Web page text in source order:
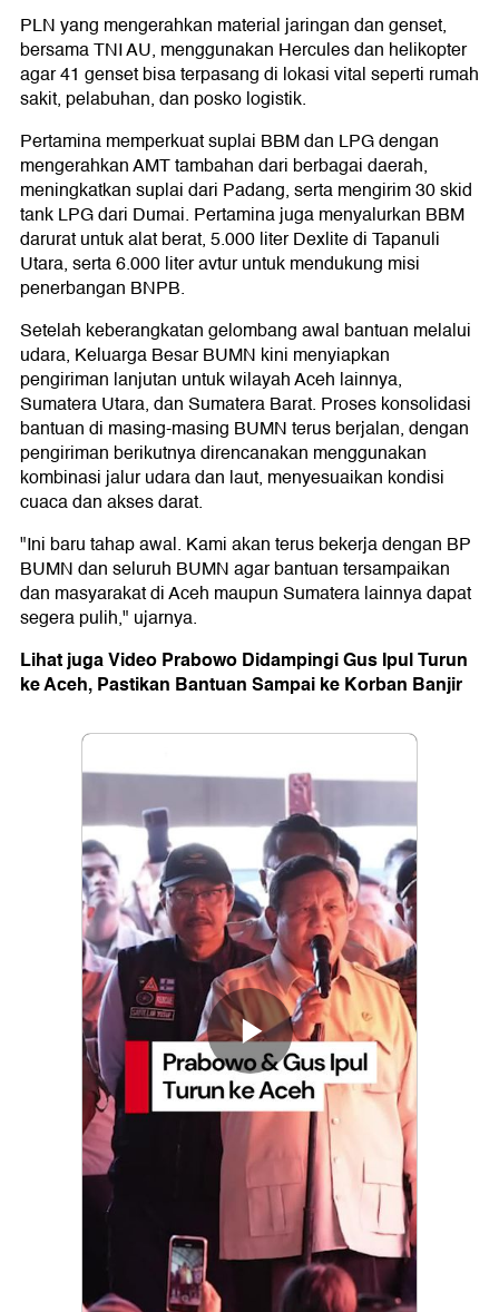
PLN yang mengerahkan material jaringan dan genset,
bersama TNI AU, menggunakan Hercules dan helikopter
agar 41 genset bisa terpasang di lokasi vital seperti rumah
sakit, pelabuhan, dan posko logistik.
Pertamina memperkuat suplai BBM dan LPG dengan
mengerahkan AMT tambahan dari berbagai daerah,
meningkatkan suplai dari Padang, serta mengirim 30 skid
tank LPG dari Dumai. Pertamina juga menyalurkan BBM
darurat untuk alat berat, 5.000 liter Dexlite di Tapanuli
Utara, serta 6.000 liter avtur untuk mendukung misi
penerbangan BNPB.
Setelah keberangkatan gelombang awal bantuan melalui
udara, Keluarga Besar BUMN kini menyiapkan
pengiriman lanjutan untuk wilayah Aceh lainnya,
Sumatera Utara, dan Sumatera Barat. Proses konsolidasi
bantuan di masing-masing BUMN terus berjalan, dengan
pengiriman berikutnya direncanakan menggunakan
kombinasi jalur udara dan laut, menyesuaikan kondisi
cuaca dan akses darat.
"Ini baru tahap awal. Kami akan terus bekerja dengan BP
BUMN dan seluruh BUMN agar bantuan tersampaikan
dan masyarakat di Aceh maupun Sumatera lainnya dapat
segera pulih," ujarnya.
Lihat juga Video Prabowo Didampingi Gus Ipul Turun
ke Aceh, Pastikan Bantuan Sampai ke Korban Banjir